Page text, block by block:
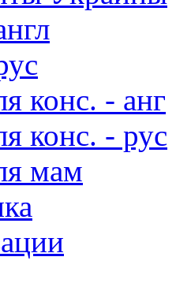
конс. - анг
конс. - рус
мам